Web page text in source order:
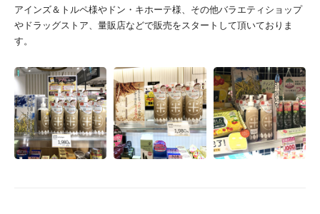
アインズ＆トルペ様やドン・キホーテ様、その他バラエティショップ
やドラッグストア、量販店などで販売をスタートして頂いておりま
す。